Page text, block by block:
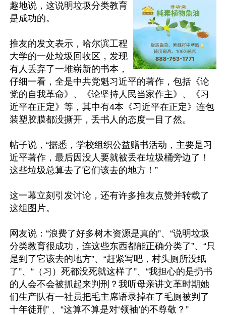
趣地说，这说明垃圾分类教育
是成功的。
推友的发文表示，哈尔滨工程
大学的一处垃圾回收区，发现
有人丢弃了一堆崭新的书本，
仔细一看，全是中共党魁习近平的著作，包括《论
党的自我革命》、《论坚持人民当家作主》、《习
近平在正定》等，其中有4本《习近平在正定》连包
装塑胶膜都没撕开，丢书人的态度一目了然。
帖子说，“据悉，学校组织公益赠书活动，主要是习
近平著作，最后因没人要就被丢在垃圾桶旁边了！
这些垃圾总算去了它们该去的地方！”
这一幕立刻引发讨论，还有许多推友点赞并转载了
这组图片。
网友说：“浪费了好多树木资源是真的”、“说明垃圾
分类教育很成功，连这些东西都能正确分类了”、“只
是到了它该去的地方”、“赶紧写吧，村头厕所没纸
了”、“（习）死都没死就这样了”、“我担心的是扔书
的人会不会被抓起来判刑？我听母亲讲文革时期她
们生产队有一社员把毛主席语录掉在了毛厕被判了
十年徒刑” 、“这算不算是对‘领袖’的不尊敬？”